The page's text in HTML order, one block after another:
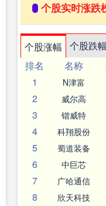
个股实时涨跌
个股涨幅 个股跌幅
排名
名称
1
N津富
2 威尔高
3 锴威特
4 科翔股份
5 蜀道装备
6 中巨芯
7 广哈通信
8 欣天科技